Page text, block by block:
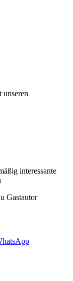
interessante
Gastautor